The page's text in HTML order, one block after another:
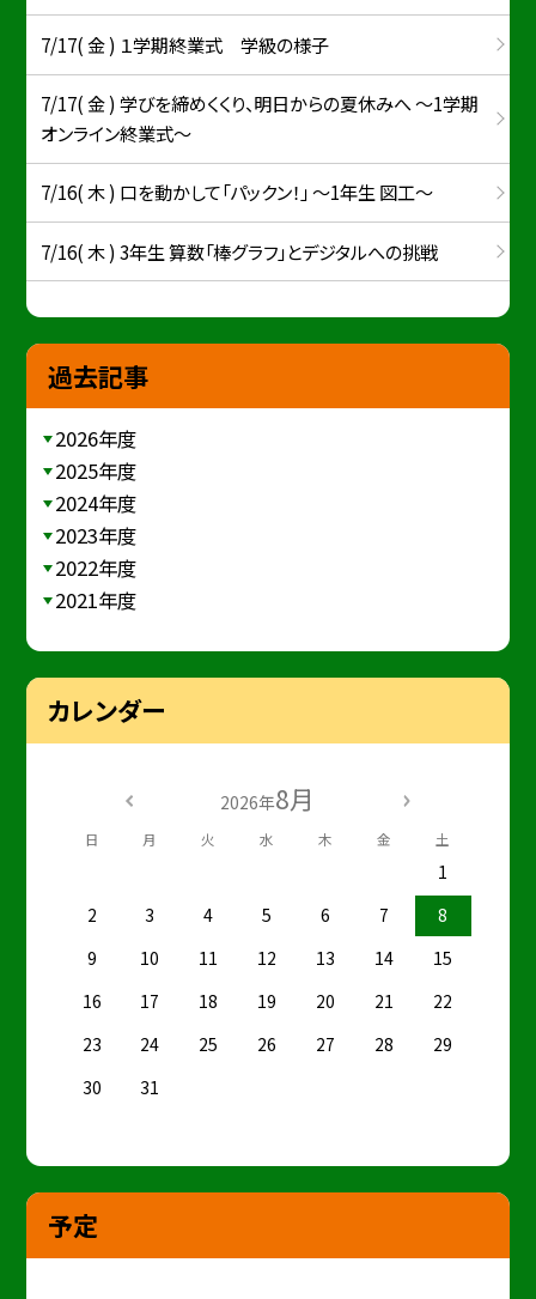
7/17( 金 ) １学期終業式 学級の様子
7/17( 金 ) 学びを締めくくり、明日からの夏休みへ ～1学期
オンライン終業式～
7/16( 木 ) 口を動かして「パックン！」 ～1年生 図工～
7/16( 木 ) 3年生 算数「棒グラフ」とデジタルへの挑戦
過去記事
2026年度
2025年度
2024年度
2023年度
2022年度
2021年度
カレンダー
2026年8月
日 月 火 水 木 金 土
1
2
3 4 5 6 7
8
9
10 11 12 13 14
15
16
17 18 19 20 21
22
23
24 25 26 27 28
29
30
31
予定